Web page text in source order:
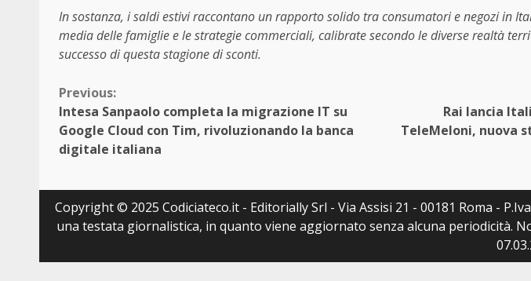
In sostanza, i saldi estivi raccontano un rapporto solido tra consumatori e negozi in
media delle famiglie e le strategie commerciali, calibrate secondo le diverse realtà
successo di questa stagione di sconti.
Continue
Reading
Previous:
Intesa Sanpaolo completa la migrazione IT su
Google Cloud con Tim, rivoluzionando la banca
digitale italiana
Rai lancia
TeleMeloni, nuova
Copyright © 2025 Codiciateco.it - Editorially Srl - Via Assisi 21 - 00181 Roma -
una testata giornalistica, in quanto viene aggiornato senza alcuna periodicità.